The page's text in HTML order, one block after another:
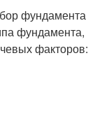
фундамента
фундамента,
факторов: